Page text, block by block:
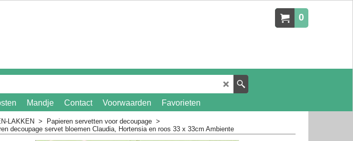
0
Mandje Contact Voorwaarden
Favorieten
LAKKEN > Papieren servetten voor decoupage >
decoupage servet bloemen Claudia, Hortensia en roos 33 x 33cm Ambiente